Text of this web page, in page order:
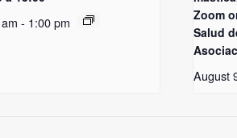
- 1:00 pm
Zoom
Salud
August